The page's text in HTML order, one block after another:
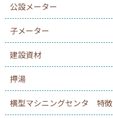
公設メーター
子メーター
建設資材
押湯
横型マシニングセンタ 特徴